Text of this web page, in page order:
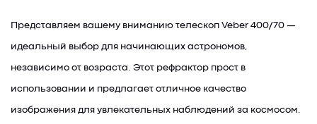
Представляем вашему вниманию телескоп Veber 400/70 —
идеальный выбор для начинающих астрономов,
независимо от возраста. Этот рефрактор прост в
использовании и предлагает отличное качество
изображения для увлекательных наблюдений за космосом.